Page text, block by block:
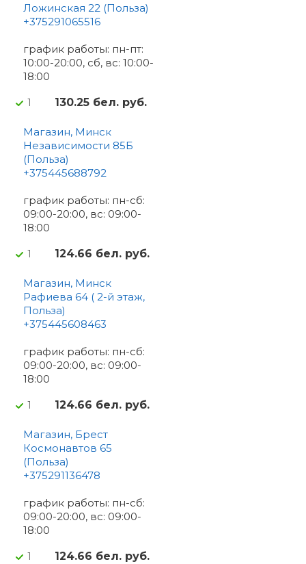
Ложинская 22 (Польза)
+375291065516
график работы: пн-пт:
10:00-20:00, сб, вс: 10:00-
18:00
1 130.25 бел. руб.
Магазин, Минск
Независимости 85Б
(Польза)
+375445688792
график работы: пн-сб:
09:00-20:00, вс: 09:00-
18:00
1 124.66 бел. руб.
Магазин, Минск
Рафиева 64 ( 2-й этаж,
Польза)
+375445608463
график работы: пн-сб:
09:00-20:00, вс: 09:00-
18:00
1 124.66 бел. руб.
Магазин, Брест
Космонавтов 65
(Польза)
+375291136478
график работы: пн-сб:
09:00-20:00, вс: 09:00-
18:00
1 124.66 бел. руб.